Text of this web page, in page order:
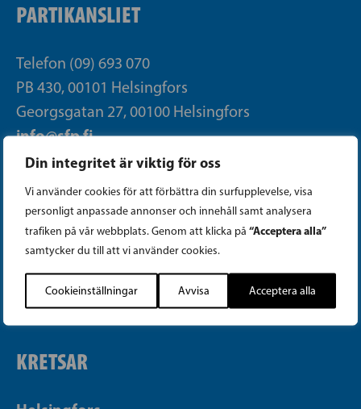
Din integritet är viktig för oss
Vi använder cookies för att förbättra din surfupplevelse, visa
personligt anpassade annonser och innehåll samt analysera
trafiken på vår webbplats. Genom att klicka på “Acceptera alla”
samtycker du till att vi använder cookies.
Cookieinställningar Avvisa Acceptera alla
PARTIKANSLIET
Telefon (09) 693 070
PB 430, 00101 Helsingfors
Georgsgatan 27, 00100 Helsingfors
info@sfp.fi
Faktureringsuppgifter
Integritetspolicy
Cookieinställningar
Transparensregister för politisk reklam
KRETSAR